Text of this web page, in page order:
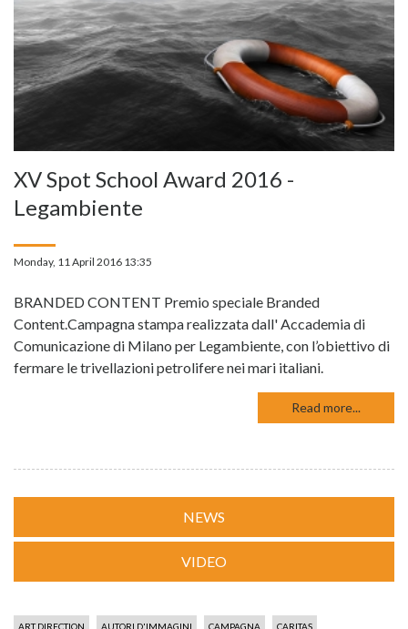
XV Spot School Award 2016 -
Legambiente
Monday, 11 April 2016 13:35
BRANDED CONTENT Premio speciale Branded
Content.Campagna stampa realizzata dall' Accademia di
Comunicazione di Milano per Legambiente, con l’obiettivo di
fermare le trivellazioni petrolifere nei mari italiani.
Read more...
NEWS
VIDEO
ART DIRECTION AUTORI D'IMMAGINI CAMPAGNA CARITAS